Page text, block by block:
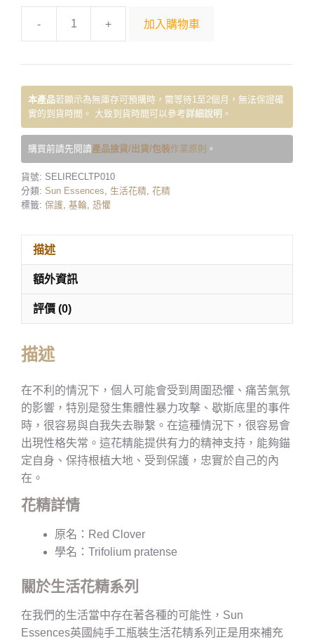
- + 加入購物車
本產品若顯示為無庫存可預購時，需等待1至2個月，無法保證確
實的到貨時間。 大致到貨時間可以參考詳細說明 。
購買前請先閱讀產品撿貨/出貨/包裝作業原則 。
貨號: SELIRECLTP010
分類: Sun Essences, 生活花精, 花精
標籤: 保護, 基輪, 恐懼
描述
額外資訊
評價 (0)
描述
在不利的情況下，個人可能會受到周圍恐懼、痛苦氣氛
的影響，特別是發生集體性暴力攻擊、歇斯底里的事件
時，很容易與自我失去聯繫。在這種情況下，很容易會
出現性格失常。這花精能提供有力的精神支持，能夠錨
定自身、保持根植大地、受到保護，忠實於自己的內
在。
花精詳情
原名：Red Clover
學名：Trifolium pratense
關於生活花精系列
在我們的生活當中存在著各種的可能性，Sun
Essences英國純手工瓶裝生活花精系列正是用來補充